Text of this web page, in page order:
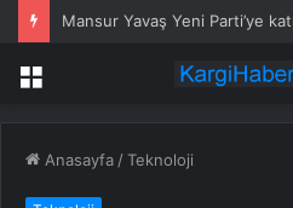
Menü
Anasayfa /Teknoloji